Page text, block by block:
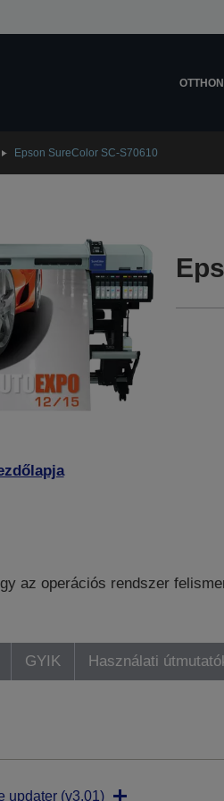
Epson SureColor SC-S70610
az operációs rendszer
GYIK Használati
updater (v3.01)